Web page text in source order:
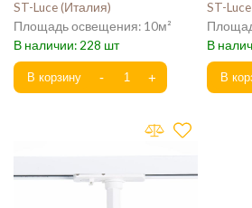
ST-Luce Италия
10
228
ST-Luce